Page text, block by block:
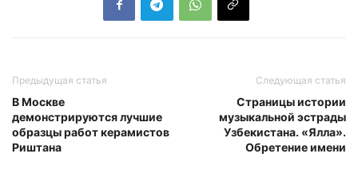
Предыдущая статья
В Москве
демонстрируются лучшие
образцы работ керамистов
Риштана
Следующая статья
Страницы истории
музыкальной эстрады
Узбекистана. «Ялла».
Обретение имени